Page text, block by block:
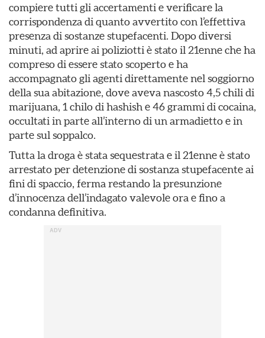
compiere tutti gli accertamenti e verificare la
corrispondenza di quanto avvertito con l’effettiva
presenza di sostanze stupefacenti. Dopo diversi
minuti, ad aprire ai poliziotti è stato il 21enne che ha
compreso di essere stato scoperto e ha
accompagnato gli agenti direttamente nel soggiorno
della sua abitazione, dove aveva nascosto 4,5 chili di
marijuana, 1 chilo di hashish e 46 grammi di cocaina,
occultati in parte all’interno di un armadietto e in
parte sul soppalco.
Tutta la droga è stata sequestrata e il 21enne è stato
arrestato per detenzione di sostanza stupefacente ai
fini di spaccio, ferma restando la presunzione
d’innocenza dell’indagato valevole ora e fino a
condanna definitiva.